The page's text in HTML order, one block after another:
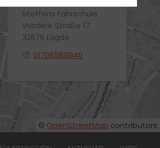
© OpenStreetMap contributors
Steffens Fahrschule
Vordere Straße 17
32676 Lügde
: 01706569940